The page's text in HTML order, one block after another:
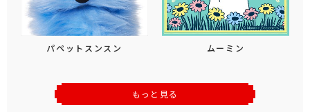
パペットスンスン ムーミン
もっと見る